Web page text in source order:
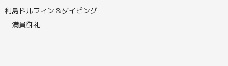
利島ドルフィン＆ダイビング
満員御礼